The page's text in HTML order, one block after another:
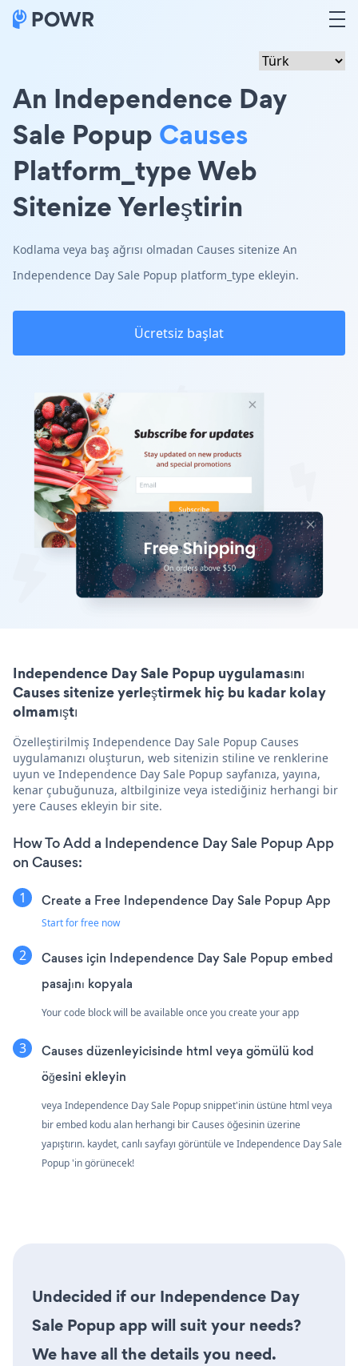
An Independence Day
Sale Popup Causes
Platform_type Web
Sitenize Yerleştirin
Kodlama veya baş ağrısı olmadan Causes sitenize An
Independence Day Sale Popup platform_type ekleyin.
Ücretsiz başlat
Independence Day Sale Popup uygulamasını
Causes sitenize yerleştirmek hiç bu kadar kolay
olmamıştı
Özelleştirilmiş Independence Day Sale Popup Causes
uygulamanızı oluşturun, web sitenizin stiline ve renklerine
uyun ve Independence Day Sale Popup sayfanıza, yayına,
kenar çubuğunuza, altbilginize veya istediğiniz herhangi bir
yere Causes ekleyin bir site.
How To Add a Independence Day Sale Popup App
on Causes:
Create a Free Independence Day Sale Popup App
Start for free now
Causes için Independence Day Sale Popup embed
pasajını kopyala
Your code block will be available once you create your app
Causes düzenleyicisinde html veya gömülü kod
öğesini ekleyin
veya Independence Day Sale Popup snippet'inin üstüne html veya
bir embed kodu alan herhangi bir Causes öğesinin üzerine
yapıştırın. kaydet, canlı sayfayı görüntüle ve Independence Day Sale
Popup 'in görünecek!
Undecided if our Independence Day
Sale Popup app will suit your needs?
We have all the details you need.